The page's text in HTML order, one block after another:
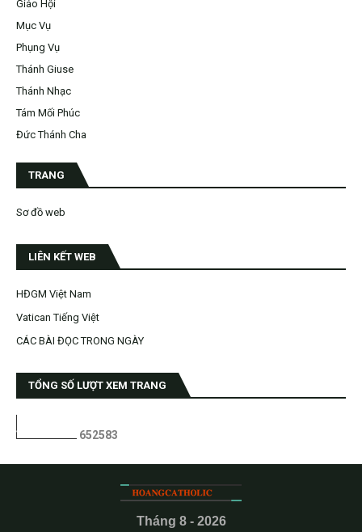
Giáo Hội
Mục Vụ
Phụng Vụ
Thánh Giuse
Thánh Nhạc
Tám Mối Phúc
Đức Thánh Cha
TRANG
Sơ đồ web
LIÊN KẾT WEB
HĐGM Việt Nam
Vatican Tiếng Việt
CÁC BÀI ĐỌC TRONG NGÀY
TỔNG SỐ LƯỢT XEM TRANG
652583
Tháng 8 - 2026